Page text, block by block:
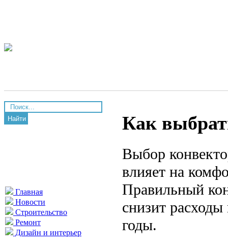
Найти
Главная
Новости
Строительство
Ремонт
Дизайн и интерьер
Как
Выбор
влияет на
Правильный
снизит
годы.